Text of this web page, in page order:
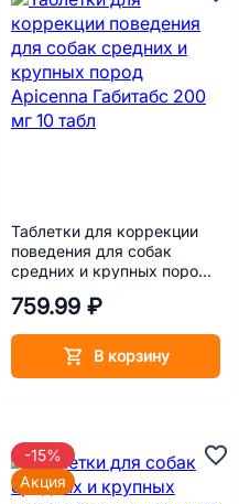
Таблетки для коррекции
поведения для собак
средних и крупных пород
10 табл
759.99 ₽
В корзину
-15%
Акция